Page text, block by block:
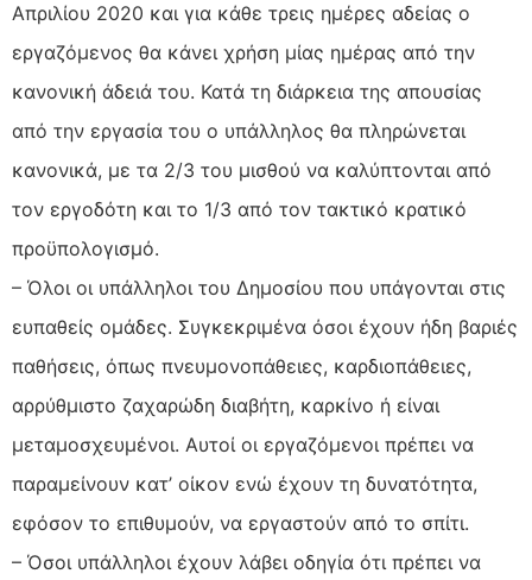
Απριλίου 2020 και για κάθε τρεις ημέρες αδείας ο
εργαζόμενος θα κάνει χρήση μίας ημέρας από την
κανονική άδειά του. Κατά τη διάρκεια της απουσίας
από την εργασία του ο υπάλληλος θα πληρώνεται
κανονικά, με τα 2/3 του μισθού να καλύπτονται από
τον εργοδότη και το 1/3 από τον τακτικό κρατικό
προϋπολογισμό.
– Όλοι οι υπάλληλοι του Δημοσίου που υπάγονται στις
ευπαθείς ομάδες. Συγκεκριμένα όσοι έχουν ήδη βαριές
παθήσεις, όπως πνευμονοπάθειες, καρδιοπάθειες,
αρρύθμιστο ζαχαρώδη διαβήτη, καρκίνο ή είναι
μεταμοσχευμένοι. Αυτοί οι εργαζόμενοι πρέπει να
παραμείνουν κατ’ οίκον ενώ έχουν τη δυνατότητα,
εφόσον το επιθυμούν, να εργαστούν από το σπίτι.
– Όσοι υπάλληλοι έχουν λάβει οδηγία ότι πρέπει να